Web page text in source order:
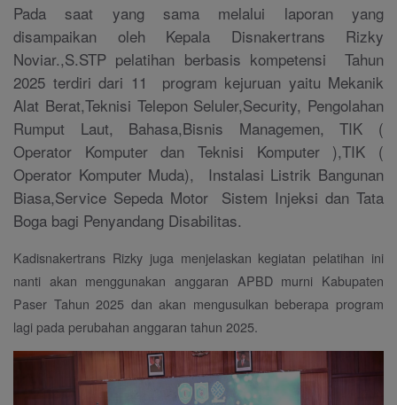
Pada saat yang sama melalui laporan yang
disampaikan oleh Kepala Disnakertrans Rizky
Noviar.,S.STP pelatihan berbasis kompetensi Tahun
2025 terdiri dari 11 program kejuruan yaitu Mekanik
Alat Berat,Teknisi Telepon Seluler,Security, Pengolahan
Rumput Laut, Bahasa,Bisnis Managemen, TIK (
Operator Komputer dan Teknisi Komputer ),TIK (
Operator Komputer Muda), Instalasi Listrik Bangunan
Biasa,Service Sepeda Motor Sistem Injeksi dan Tata
Boga bagi Penyandang Disabilitas.
Kadisnakertrans Rizky juga menjelaskan kegiatan pelatihan ini
nanti akan menggunakan anggaran APBD murni Kabupaten
Paser Tahun 2025 dan akan mengusulkan beberapa program
lagi pada perubahan anggaran tahun 2025.